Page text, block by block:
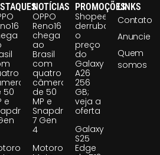
50
e
NOTÍCIAS
OPPO
Reno16
chega
ao
Brasil
com
quatro
câmeras
de 50
MP e
Snapdragon
7 Gen
4
Motorola
PROMOÇÕES
Shopee
derruba
o
preço
do
Galaxy
A26
256
GB;
veja a
oferta
Galaxy
S25
Edge
LINKS
Contato
Anuncie
Quem
somos